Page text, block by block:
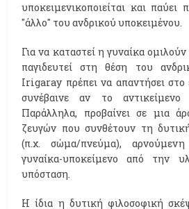
υποκειμενικοποιείται και παύει
''άλλο'' του ανδρικού υποκειμένου.
Για να καταστεί η γυναίκα
παγιδευτεί στη θέση του
Irigaray πρέπει να απαντήσει στο
συνέβαινε αν το αντικείμενο
Παράλληλα, προβαίνει σε μια
ζευγών που συνθέτουν τη
(π.χ. σώμα/πνεύμα),
γυναίκα-υποκείμενο από την
υπόσταση.
Η ίδια η δυτική φιλοσοφική